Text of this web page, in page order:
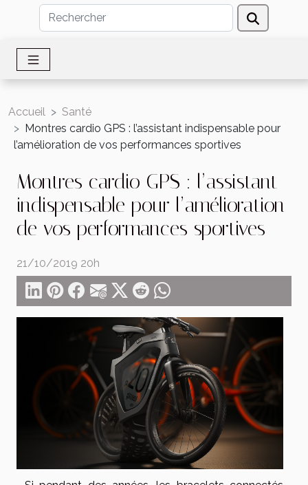
Accueil
Santé
Montres cardio GPS : l’assistant indispensable pour
l’amélioration de vos performances sportives
Montres cardio GPS : l’assistant
indispensable pour l’amélioration
de vos performances sportives
21/10/2019 20h